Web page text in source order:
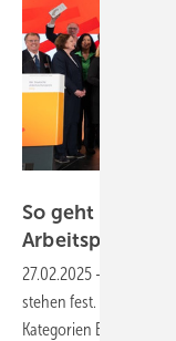
So geht
Arbeitsplatz
27.02.2025 -
stehen fest. Die
Kategorien Betriebe